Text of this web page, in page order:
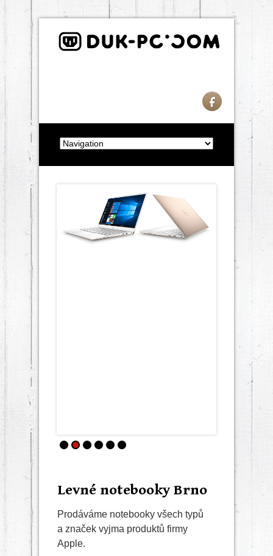
Levné notebooky Brno
Prodáváme notebooky všech typů
a značek vyjma produktů firmy
Apple.